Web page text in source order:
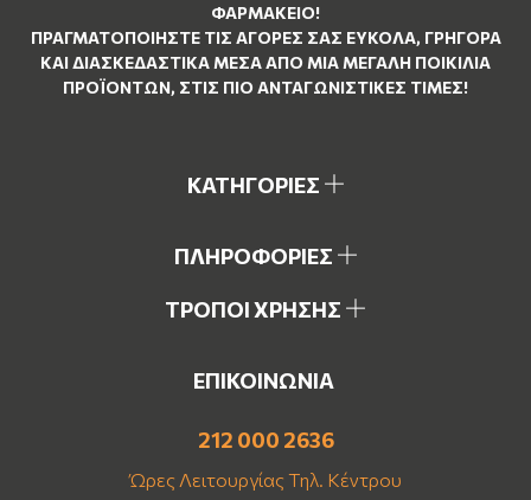
ΦΑΡΜΑΚΕΊΟ!
ΠΡΑΓΜΑΤΟΠΟΙΉΣΤΕ ΤΙΣ ΑΓΟΡΈΣ ΣΑΣ ΕΎΚΟΛΑ, ΓΡΉΓΟΡΑ
ΚΑΙ ΔΙΑΣΚΕΔΑΣΤΙΚΆ ΜΈΣΑ ΑΠΌ ΜΙΑ ΜΕΓΆΛΗ ΠΟΙΚΙΛΊΑ
ΠΡΟΪΌΝΤΩΝ, ΣΤΙΣ ΠΙΟ ΑΝΤΑΓΩΝΙΣΤΙΚΈΣ ΤΙΜΈΣ!
ΚΑΤΗΓΟΡΙΕΣ
ΠΛΗΡΟΦΟΡΙΕΣ
ΤΡΟΠΟΙ ΧΡΗΣΗΣ
ΕΠΙΚΟΙΝΩΝΙΑ
212 000 2636
Ώρες Λειτουργίας Τηλ. Κέντρου